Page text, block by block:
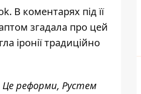
В коментарях під її
згадала про цей
іронії традиційно
Це реформи, Рустем